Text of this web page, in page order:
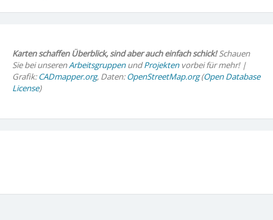
Karten schaffen Überblick, sind aber auch einfach schick!Schauen
Sie bei unserenArbeitsgruppenundProjektenvorbei für mehr! |
Grafik:CADmapper.org, Daten:OpenStreetMap.org(Open Database
License)